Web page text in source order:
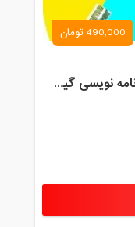
490,000 تومان
دوره آموزش آنلاین مقدماتی برنامه نویسی گیم میکر کودک و نوجوان (برای نهمین بار) کودک تک